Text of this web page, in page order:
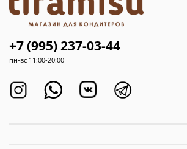
+7 (995) 237-03-44
пн-вс 11:00-20:00